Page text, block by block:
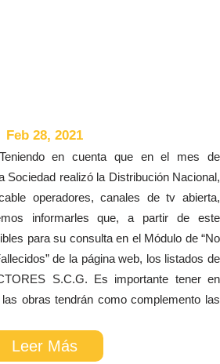
Feb 28, 2021
en cuenta que en el mes de
Sociedad realizó la Distribución Nacional,
operadores, canales de tv abierta,
informarles que, a partir de este
para su consulta en el Módulo de “No
de la página web, los listados de
S.C.G. Es importante tener en
obras tendrán como complemento las
Leer Más